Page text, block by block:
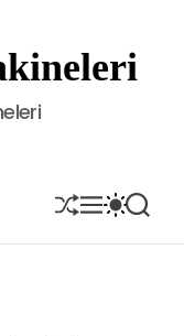
S
H
U
M
E
N
S
W
I
S
E
A